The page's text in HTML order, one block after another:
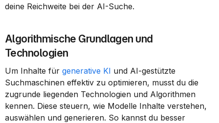
deine Reichweite bei der AI-Suche.
Algorithmische Grundlagen und
Technologien
Um Inhalte für generative KI und AI-gestützte
Suchmaschinen effektiv zu optimieren, musst du die
zugrunde liegenden Technologien und Algorithmen
kennen. Diese steuern, wie Modelle Inhalte verstehen,
auswählen und generieren. So kannst du besser